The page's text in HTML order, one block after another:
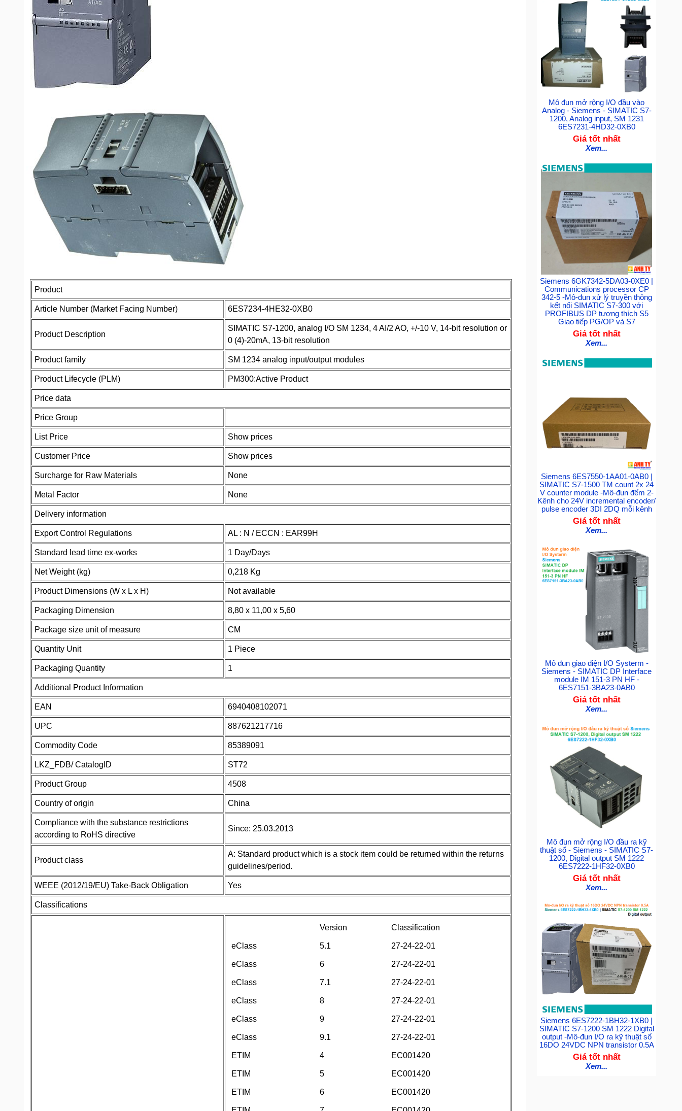
Product
Article Number (Market Facing Number) 6ES7234-4HE32-0XB0
Product Description
SIMATIC S7-1200, analog I/O SM 1234, 4 AI/2 AO, +/-10 V, 14-bit resolution or
0 (4)-20mA, 13-bit resolution
Product family SM 1234 analog input/output modules
Product Lifecycle (PLM) PM300:Active Product
Price data
Price Group
List Price Show prices
Customer Price Show prices
Surcharge for Raw Materials None
Metal Factor None
Delivery information
Export Control Regulations AL : N / ECCN : EAR99H
Standard lead time ex-works 1 Day/Days
Net Weight (kg) 0,218 Kg
Product Dimensions (W x L x H) Not available
Packaging Dimension 8,80 x 11,00 x 5,60
Package size unit of measure CM
Quantity Unit 1 Piece
Packaging Quantity 1
Additional Product Information
EAN 6940408102071
UPC 887621217716
Commodity Code 85389091
LKZ_FDB/ CatalogID ST72
Product Group 4508
Country of origin China
Compliance with the substance restrictions
according to RoHS directive
Since: 25.03.2013
Product class
A: Standard product which is a stock item could be returned within the returns
guidelines/period.
WEEE (2012/19/EU) Take-Back Obligation Yes
Classifications
Version Classification
eClass 5.1 27-24-22-01
eClass 6 27-24-22-01
eClass 7.1 27-24-22-01
eClass 8 27-24-22-01
eClass 9 27-24-22-01
eClass 9.1 27-24-22-01
ETIM 4 EC001420
ETIM 5 EC001420
ETIM 6 EC001420
Mô đun mở rộng I/O đầu vào
Analog - Siemens - SIMATIC S7-
1200, Analog input, SM 1231
6ES7231-4HD32-0XB0
Giá tốt nhất
Xem...
Siemens 6GK7342-5DA03-0XE0 |
Communications processor CP
342-5 -Mô-đun xử lý truyền thông
kết nối SIMATIC S7-300 với
PROFIBUS DP tương thích S5
Giao tiếp PG/OP và S7
Giá tốt nhất
Xem...
Siemens 6ES7550-1AA01-0AB0 |
SIMATIC S7-1500 TM count 2x 24
V counter module -Mô-đun đếm 2-
Kênh cho 24V incremental encoder/
pulse encoder 3DI 2DQ mỗi kênh
Giá tốt nhất
Xem...
Mô đun giao diện I/O Systerm -
Siemens - SIMATIC DP Interface
module IM 151-3 PN HF -
6ES7151-3BA23-0AB0
Giá tốt nhất
Xem...
Mô đun mở rộng I/O đầu ra kỹ
thuật số - Siemens - SIMATIC S7-
1200, Digital output SM 1222
6ES7222-1HF32-0XB0
Giá tốt nhất
Xem...
Siemens 6ES7222-1BH32-1XB0 |
SIMATIC S7-1200 SM 1222 Digital
output -Mô-đun I/O ra kỹ thuật số
16DO 24VDC NPN transistor 0.5A
Giá tốt nhất
Xem...